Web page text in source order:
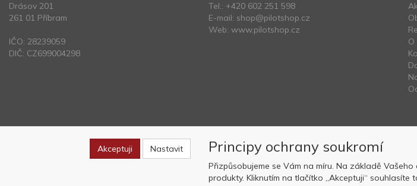
Drásov 201
261 01 Příbram
IČO: 28239059
DIČ: CZ699004298
Tel.: +420 602 251 598
E-mail: shop@pilotshop.cz
Web: www.pilotshop.cz
O
Copyright © OK AVIATION Base, s.r.o.
Akceptuji Nastavit Principy ochrany soukromí
Přizpůsobujeme se Vám na míru. Na základě
produkty. Kliknutím na tlačítko „Akceptuji“